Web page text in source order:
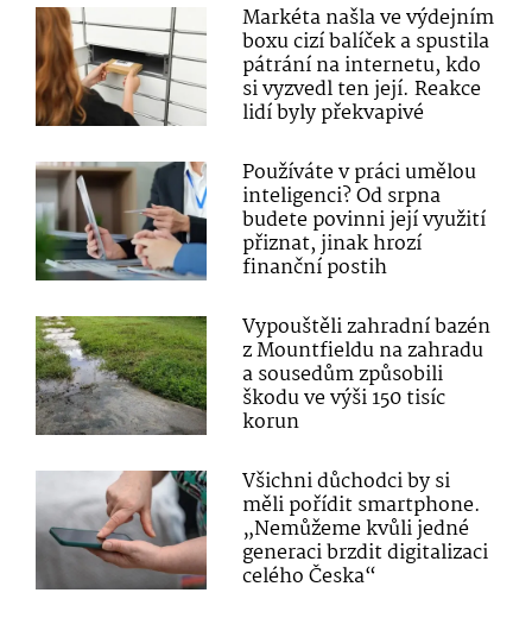
Markéta našla ve výdejním
boxu cizí balíček a spustila
pátrání na internetu, kdo
si vyzvedl ten její. Reakce
lidí byly překvapivé
Používáte v práci umělou
inteligenci? Od srpna
budete povinni její využití
přiznat, jinak hrozí
finanční postih
Vypouštěli zahradní bazén
z Mountfieldu na zahradu
a sousedům způsobili
škodu ve výši 150 tisíc
korun
Všichni důchodci by si
měli pořídit smartphone.
„Nemůžeme kvůli jedné
generaci brzdit digitalizaci
celého Česka“